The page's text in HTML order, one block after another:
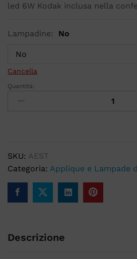
led 6W Kodak inclusa nella
Lampadine: No
Cancella
Quantità:
SKU: AEST
Categoria: Applique e Lampade
Descrizione